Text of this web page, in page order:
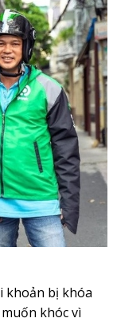
khoản bị khóa
khóc vì